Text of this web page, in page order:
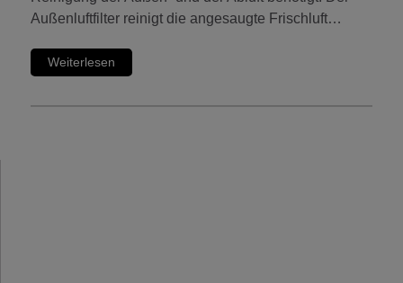
Außenluftfilter reinigt die angesaugte Frischluft…
Weiterlesen